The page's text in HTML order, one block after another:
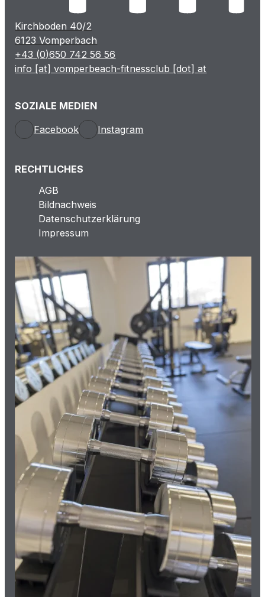
Kirchboden 40/2
6123 Vomperbach
+43 (0)650 742 56 56
info [at] vomperbeach-fitnessclub [dot] at
SOZIALE MEDIEN
Facebook
Instagram
RECHTLICHES
AGB
Bildnachweis
Datenschutzerklärung
Impressum